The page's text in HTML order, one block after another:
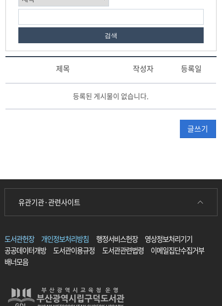
검색
택
청
게
판
스
트
테
이
제목 작성자 등록일
등록된 게시물이 없습니다.
글쓰기
유관기관·관련사이트
도서관헌장 개인정보처리방침 행정서비스헌장
영상정보처리기기
공공데이터개방
도서관이용규정 도서관관련법령
이메일집단수집거부
배너모음